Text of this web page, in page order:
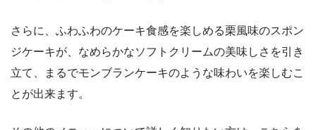
さらに、ふわふわのケーキ食感を楽しめる栗風味のスポン
ジケーキが、なめらかなソフトクリームの美味しさを引き
立て、まるでモンブランケーキのような味わいを楽しむこ
とが出来ます。